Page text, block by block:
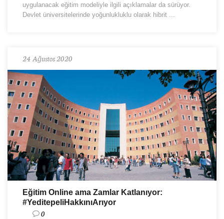
uygulanacak eğitim modeliyle ilgili açıklamalar da sürüyor.
Devlet üniversitelerinde yoğunlukluklu olarak hibrit ...
24 Ağustos 2020
Eğitim Online ama Zamlar Katlanıyor:
#YeditepeliHakkınıArıyor
0